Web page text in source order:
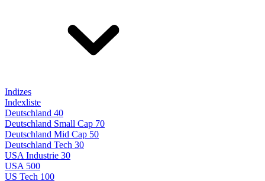
Indizes
Indexliste
Deutschland 40
Deutschland Small Cap 70
Deutschland Mid Cap 50
Deutschland Tech 30
USA Industrie 30
USA 500
US Tech 100